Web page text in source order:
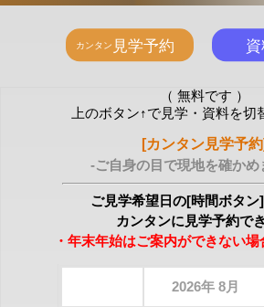
（ 無料です ）
上のボタン↑で見学・資料を切
[カンタン見学予
-ご自身の目で現地を確かめ
ご見学希望日の[時間ボタン
カンタンに見学予約で
・年末年始はご案内ができない場
2026年 8月